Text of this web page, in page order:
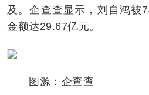
及。企查查显示，刘自鸿被
金额达29.67亿元。
图源：企查查